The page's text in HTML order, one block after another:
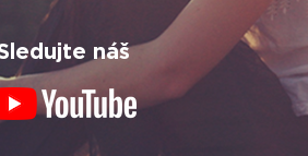
náš